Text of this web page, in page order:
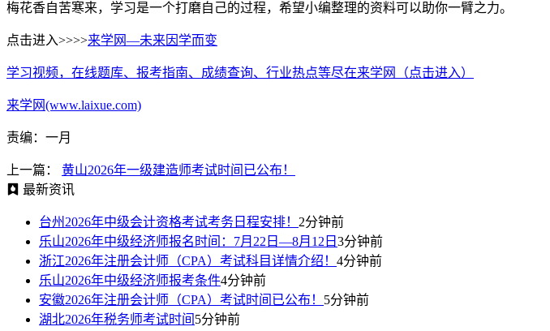
梅花香自苦寒来，学习是一个打磨自己的过程，希望小编整理的资料可以助你一臂之力。
点击进入>>>>来学网—未来因学而变
学习视频，在线题库、报考指南、成绩查询、行业热点等尽在来学网（点击进入）
来学网(www.laixue.com)
责编：一月
上一篇：
黄山2026年一级建造师考试时间已公布！
最新资讯
台州2026年中级会计资格考试考务日程安排！ 2分钟前
乐山2026年中级经济师报名时间：7月22日—8月12日 3分钟前
浙江2026年注册会计师（CPA）考试科目详情介绍！ 4分钟前
乐山2026年中级经济师报考条件4分钟前
安徽2026年注册会计师（CPA）考试时间已公布！ 5分钟前
湖北2026年税务师考试时间 5分钟前